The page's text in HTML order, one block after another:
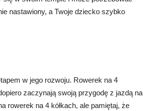
nastawiony, a Twoje dziecko szybko
w jego rozwoju. Rowerek na 4
zaczynają swoją przygodę z jazdą na
rowerek na 4 kółkach, ale pamiętaj, że